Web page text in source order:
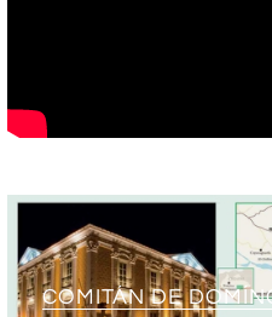
COMITÁN DE